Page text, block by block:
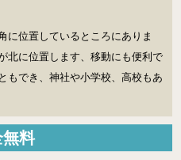
に位置しているところにありま
北に位置します、移動にも便利で
もでき、神社や小学校、高校もあ
無料